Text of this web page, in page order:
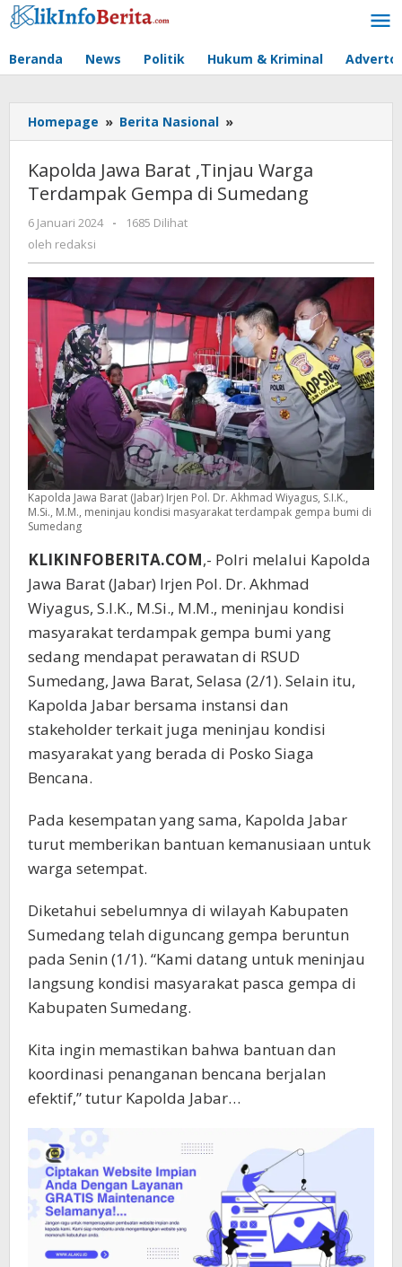
Lewati
ke
Beranda News Politik Hukum & Kriminal
Homepage » Berita Nasional »
Jawa
,Tinjau
Warga
Kapolda Jawa Barat ,Tinjau Warga
Terdampak Gempa di Sumedang
6 Januari 2024
oleh
-
1685 Dilihat
oleh redaksi
Kapolda Jawa Barat (Jabar) Irjen Pol. Dr. Akhmad Wiyagus, S.I.K.,
M.Si., M.M., meninjau kondisi masyarakat terdampak gempa bumi di
Sumedang
KLIKINFOBERITA.COM,- Polri melalui Kapolda
Jawa Barat (Jabar) Irjen Pol. Dr. Akhmad
Wiyagus, S.I.K., M.Si., M.M., meninjau kondisi
masyarakat terdampak gempa bumi yang
sedang mendapat perawatan di RSUD
Sumedang, Jawa Barat, Selasa (2/1). Selain itu,
Kapolda Jabar bersama instansi dan
stakeholder terkait juga meninjau kondisi
masyarakat yang berada di Posko Siaga
Bencana.
Pada kesempatan yang sama, Kapolda Jabar
turut memberikan bantuan kemanusiaan untuk
warga setempat.
Diketahui sebelumnya di wilayah Kabupaten
Sumedang telah diguncang gempa beruntun
pada Senin (1/1). “Kami datang untuk meninjau
langsung kondisi masyarakat pasca gempa di
Kabupaten Sumedang.
Kita ingin memastikan bahwa bantuan dan
koordinasi penanganan bencana berjalan
efektif,” tutur Kapolda Jabar…